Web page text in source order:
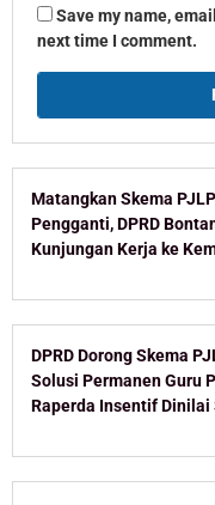
Save my name,
next time I comment.
Matangkan Skema
Pengganti, DPRD
Kunjungan Kerja ke
DPRD Dorong Skema
Solusi Permanen Guru
Raperda Insentif Dinilai